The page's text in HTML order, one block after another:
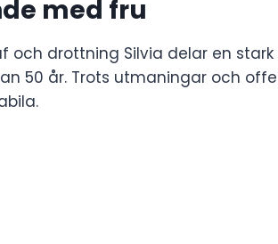
med fru
och drottning Silvia delar en
50 år. Trots utmaningar och